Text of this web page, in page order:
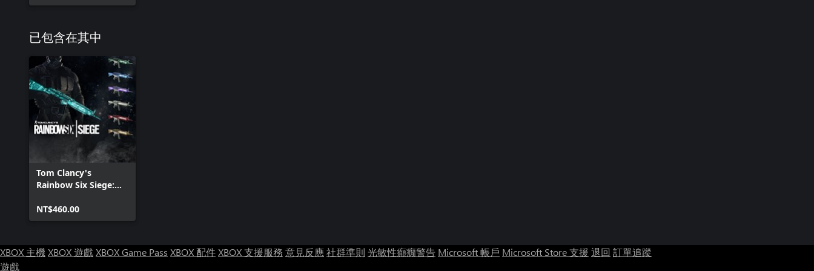
已包含在其中
Tom Clancy's
Rainbow Six Siege:
NT$460.00
XBOX 主機XBOX 遊戲XBOX Game Pass XBOX 配件XBOX 支援服務 意見反應社群準則 光敏性癲癇警告 Microsoft 帳戶 Microsoft Store 支援 退回 訂單追蹤
遊戲